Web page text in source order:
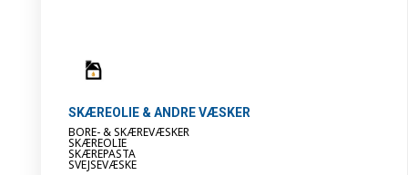
SKÆREOLIE & ANDRE VÆSKER
BORE- & SKÆREVÆSKER
SKÆREOLIE
SKÆREPASTA
SVEJSEVÆSKE